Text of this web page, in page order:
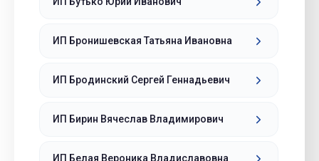
ИП Бронишевская Татьяна Ивановна
ИП Бродинский Сергей Геннадьевич
ИП Бирин Вячеслав Владимирович
ИП Белая Вероника Владиславовна